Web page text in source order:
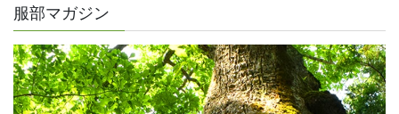
服部マガジン